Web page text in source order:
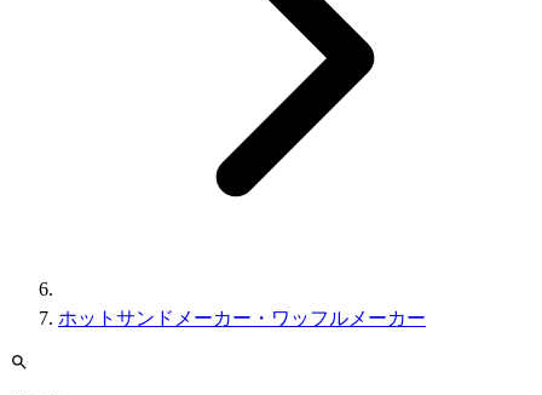
ホットサンドメーカー・ワッフルメーカー